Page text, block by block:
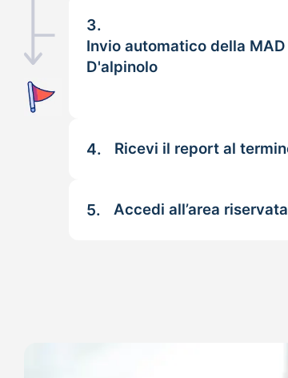
3.
Invio automatico della
D'alpinolo
4. Ricevi il report al
5. Accedi all’area